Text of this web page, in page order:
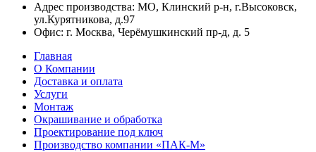
Адрес производства: МО, Клинский р-н, г.Высоковск,
ул.Курятникова, д.97
Офис: г. Москва, Черёмушкинский пр-д, д. 5
Главная
О Компании
Доставка и оплата
Услуги
Монтаж
Окрашивание и обработка
Проектирование под ключ
Производство компании «ПАК-М»